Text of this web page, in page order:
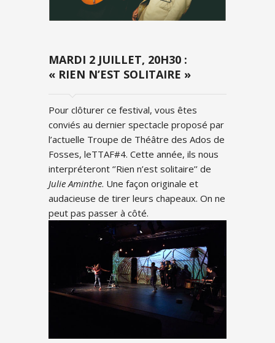
MARDI 2 JUILLET, 20H30 :
« RIEN N’EST SOLITAIRE »
Pour clôturer ce festival, vous êtes
conviés au dernier spectacle proposé par
l’actuelle Troupe de Théâtre des Ados de
Fosses, leTTAF#4. Cette année, ils nous
interpréteront ‘’Rien n’est solitaire’’ de
Julie Aminthe. Une façon originale et
audacieuse de tirer leurs chapeaux. On ne
peut pas passer à côté.